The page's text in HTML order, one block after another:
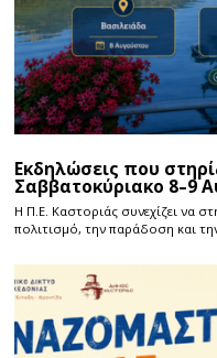
Εκδηλώσεις που
Σαββατοκύριακο 8–9
Η Π.E. Καστοριάς συνεχίζει να
πολιτισμό, την παράδοση και